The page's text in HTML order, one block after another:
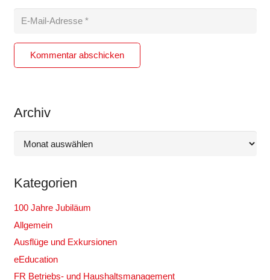
Kommentar abschicken
Archiv
Kategorien
100 Jahre Jubiläum
Allgemein
Ausflüge und Exkursionen
eEducation
FR Betriebs- und Haushaltsmanagement